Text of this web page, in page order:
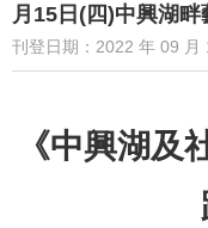
月15日(四)中興湖
刊登日期：2022 年 09 月
《中興湖及